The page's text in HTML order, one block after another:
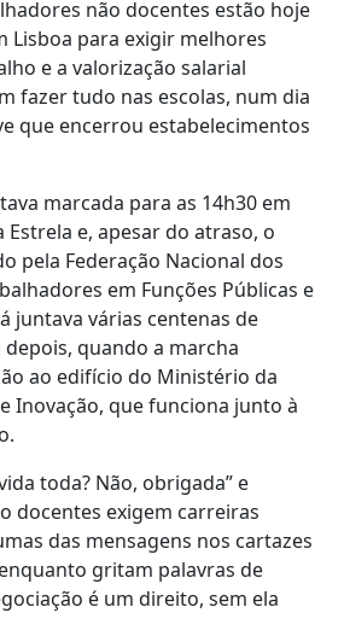
não docentes estão hoje
Lisboa para exigir melhores
e a valorização salarial
fazer tudo nas escolas, num dia
que encerrou estabelecimentos
marcada para as 14h30 em
Estrela e, apesar do atraso, o
pela Federação Nacional dos
em Funções Públicas e
juntava várias centenas de
quando a marcha
ao edifício do Ministério da
Inovação, que funciona junto à
toda? Não, obrigada” e
docentes exigem carreiras
das mensagens nos cartazes
gritam palavras de
é um direito, sem ela